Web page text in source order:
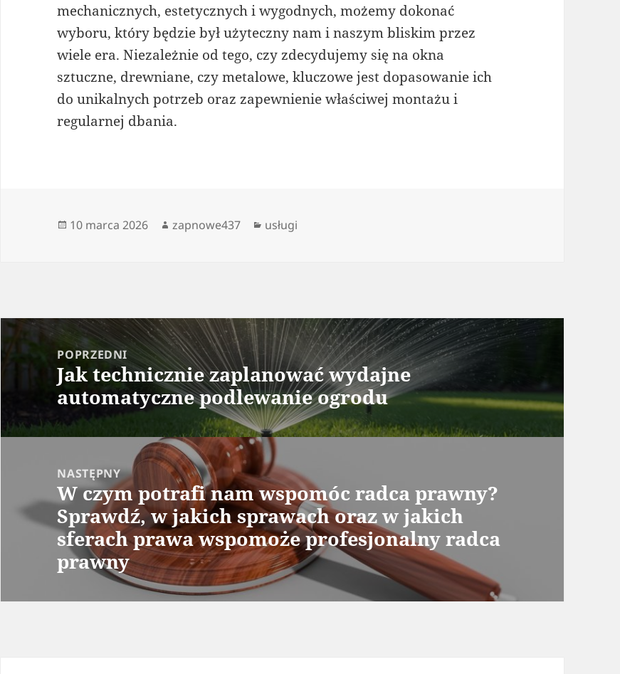
mechanicznych, estetycznych i wygodnych, możemy dokonać
wyboru, który będzie był użyteczny nam i naszym bliskim przez
wiele era. Niezależnie od tego, czy zdecydujemy się na okna
sztuczne, drewniane, czy metalowe, kluczowe jest dopasowanie ich
do unikalnych potrzeb oraz zapewnienie właściwej montażu i
regularnej dbania.
Data
10 marca 2026 Autor
zapnowe437 Kategorie
usługi
Nawigacja
wpisu
POPRZEDNI
Poprzedni
wpis:
Jak technicznie zaplanować wydajne
automatyczne podlewanie ogrodu
NASTĘPNY
Następny
wpis:
W czym potrafi nam wspomóc radca prawny?
Sprawdź, w jakich sprawach oraz w jakich
sferach prawa wspomoże profesjonalny radca
prawny